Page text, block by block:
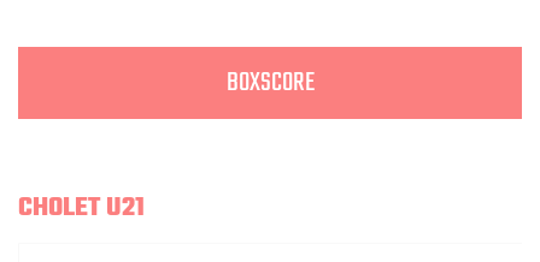
BOXSCORE
CHOLET U21